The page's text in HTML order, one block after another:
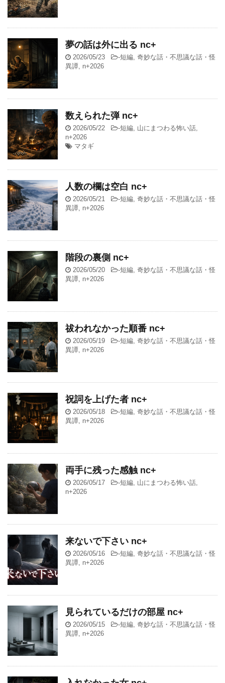
夢の話は外に出る nc+
2026/05/23 -短編, 奇妙な話・不思議な話・怪
異譚, n+2026
数えられた弾 nc+
2026/05/22 -短編, 山にまつわる怖い話,
n+2026
マタギ
人数の欄は空白 nc+
2026/05/21 -短編, 奇妙な話・不思議な話・怪
異譚, n+2026
階段の裏側 nc+
2026/05/20 -短編, 奇妙な話・不思議な話・怪
異譚, n+2026
祓われなかった順番 nc+
2026/05/19 -短編, 奇妙な話・不思議な話・怪
異譚, n+2026
祝詞を上げた者 nc+
2026/05/18 -短編, 奇妙な話・不思議な話・怪
異譚, n+2026
両手に残った感触 nc+
2026/05/17 -短編, 山にまつわる怖い話,
n+2026
来ないで下さい nc+
2026/05/16 -短編, 奇妙な話・不思議な話・怪
異譚, n+2026
見られているだけの部屋 nc+
2026/05/15 -短編, 奇妙な話・不思議な話・怪
異譚, n+2026